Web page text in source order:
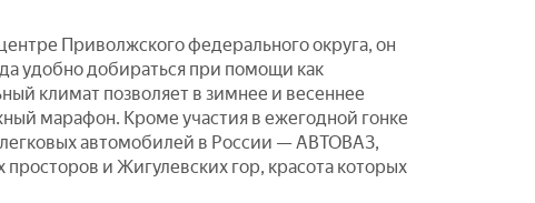
Приволжского федерального округа, он
удобно добираться при помощи как
климат позволяет в зимнее и весеннее
марафон. Кроме участия в ежегодной гонке
легковых автомобилей в России — АВТОВАЗ,
и Жигулевских гор, красота которых